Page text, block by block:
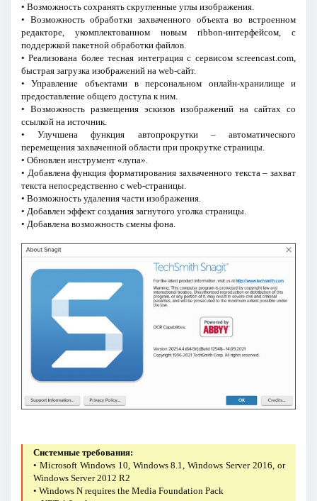
• Возможность сохранять скругленные углы изображения.
• Возможность обработки захваченного объекта во встроенном
редакторе, укомплектованном новым ribbon-интерфейсом, с
поддержкой пакетной обработки файлов.
• Реализована более тесная интеграция с сервисом screencast.com,
быстрая загрузка изображений на web-сайт.
• Управление объектами в персональном онлайн-хранилище и
предоставление общего доступа к ним.
• Возможность размещения эскизов изображений на сайтах со
ссылкой на источник.
• Улучшена функция автопрокрутки – автоматического
перемещения захваченной области при прокрутке страницы.
• Обновлен инструмент «лупа».
• Добавлена функция форматирования захваченного текста – захват
текста непосредственно с web-страницы.
• Возможность удаления части изображения.
• Добавлен эффект создания загнутого уголка страницы.
• Добавлена возможность смены фона.
Системные требования:
• Microsoft Windows 10, Windows 8.1, Windows Server 2016, or
Windows Server 2012 R2
• Windows N requires the Media Foundation Pack